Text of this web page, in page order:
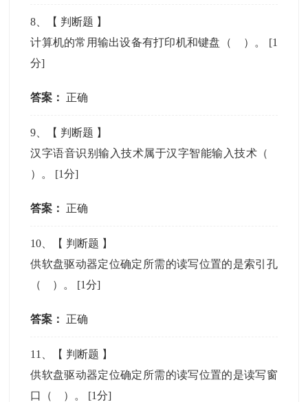
8 、【 判断题 】
计算机的常用输出设备有打印机和键盘（ ）。 [1
分]
答案： 正确
9 、【 判断题 】
汉字语音识别输入技术属于汉字智能输入技术（
）。 [1分]
答案： 正确
10 、【 判断题 】
供软盘驱动器定位确定所需的读写位置的是索引孔
（ ）。 [1分]
答案： 正确
11 、【 判断题 】
供软盘驱动器定位确定所需的读写位置的是读写窗
口（ ）。 [1分]